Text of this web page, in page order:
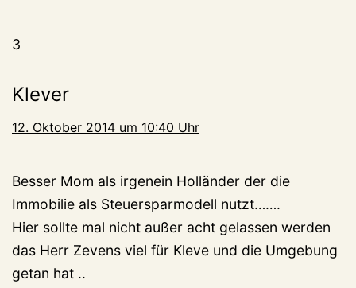
3
Klever
12. Oktober 2014 um 10:40 Uhr
Besser Mom als irgenein Holländer der die
Immobilie als Steuersparmodell nutzt…….
Hier sollte mal nicht außer acht gelassen werden
das Herr Zevens viel für Kleve und die Umgebung
getan hat ..